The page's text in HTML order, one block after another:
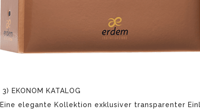
3) EKONOM KATALOG
Eine elegante Kollektion exklusiver transparenter